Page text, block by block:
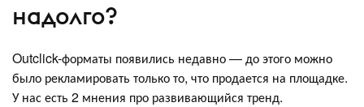
надолго?
Outclick-форматы появились недавно — до этого можно
было рекламировать только то, что продается на площадке.
У нас есть 2 мнения про развивающийся тренд.